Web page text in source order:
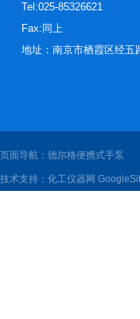
Tel:025-85326621
Fax:同上
地址：南京市栖霞区经五
页面导航：德尔格便携式手泵
技术支持： 化工仪器网